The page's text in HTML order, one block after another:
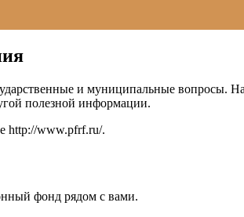
и муниципальные вопросы.
полезной информации.
http://www.pfrf.ru/.
фонд рядом с вами.